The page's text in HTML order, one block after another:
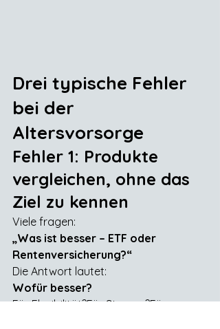
Drei typische Fehler
bei der
Altersvorsorge
Fehler 1: Produkte
vergleichen, ohne das
Ziel zu kennen
Viele fragen:
„Was ist besser – ETF oder
Rentenversicherung?“
Die Antwort lautet:
Wofür besser?
Für Flexibilität?Für Steuern?Für